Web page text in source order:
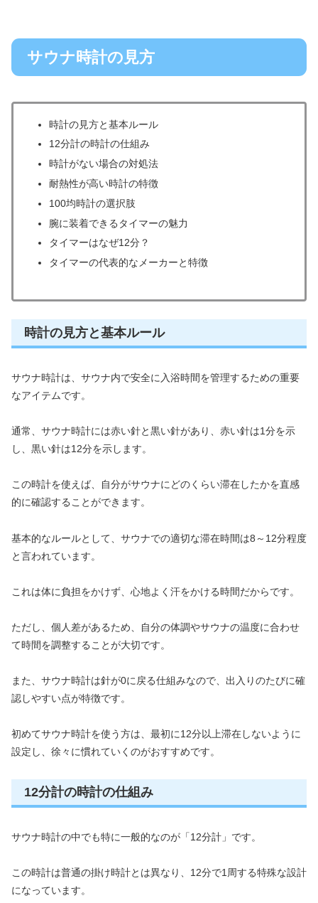
サウナ時計の見方
時計の見方と基本ルール
12分計の時計の仕組み
時計がない場合の対処法
耐熱性が高い時計の特徴
100均時計の選択肢
腕に装着できるタイマーの魅力
タイマーはなぜ12分？
タイマーの代表的なメーカーと特徴
時計の見方と基本ルール
サウナ時計は、サウナ内で安全に入浴時間を管理するための重要
なアイテムです。
通常、サウナ時計には赤い針と黒い針があり、赤い針は1分を示
し、黒い針は12分を示します。
この時計を使えば、自分がサウナにどのくらい滞在したかを直感
的に確認することができます。
基本的なルールとして、サウナでの適切な滞在時間は8～12分程度
と言われています。
これは体に負担をかけず、心地よく汗をかける時間だからです。
ただし、個人差があるため、自分の体調やサウナの温度に合わせ
て時間を調整することが大切です。
また、サウナ時計は針が0に戻る仕組みなので、出入りのたびに確
認しやすい点が特徴です。
初めてサウナ時計を使う方は、最初に12分以上滞在しないように
設定し、徐々に慣れていくのがおすすめです。
12分計の時計の仕組み
サウナ時計の中でも特に一般的なのが「12分計」です。
この時計は普通の掛け時計とは異なり、12分で1周する特殊な設計
になっています。